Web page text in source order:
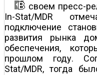
своем пресс-
In-Stat/MDR
подключение
развития рынка
обеспечения,
прошлом году.
Stat/MDR, тогда